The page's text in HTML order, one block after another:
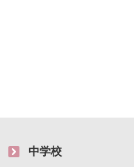
中学校